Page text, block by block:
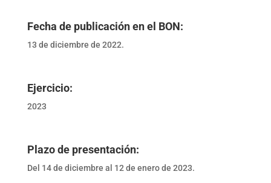
Fecha de publicación en el BON:
13 de diciembre de 2022.
Ejercicio:
2023
Plazo de presentación:
Del 14 de diciembre al 12 de enero de 2023.